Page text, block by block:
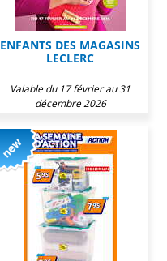
ENFANTS DES MAGASINS
LECLERC
Valable du 17 février au 31
décembre 2026